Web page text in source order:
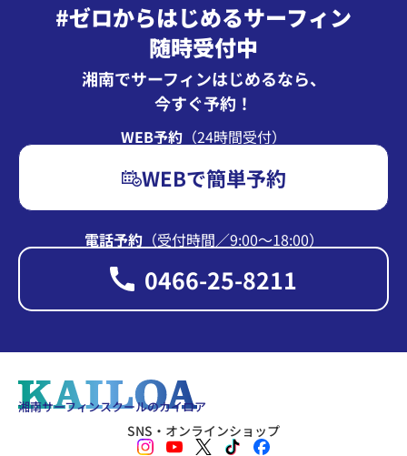
#ゼロからはじめるサーフィン
随時受付中
湘南でサーフィンはじめるなら、
今すぐ予約！
電話予約（受付時間∕9:00〜18:00）
0466-25-8211
WEB予約 （24時間受付）
WEBで簡単予約
湘南サーフィンスクールのカイロア
SNS・オンラインショップ